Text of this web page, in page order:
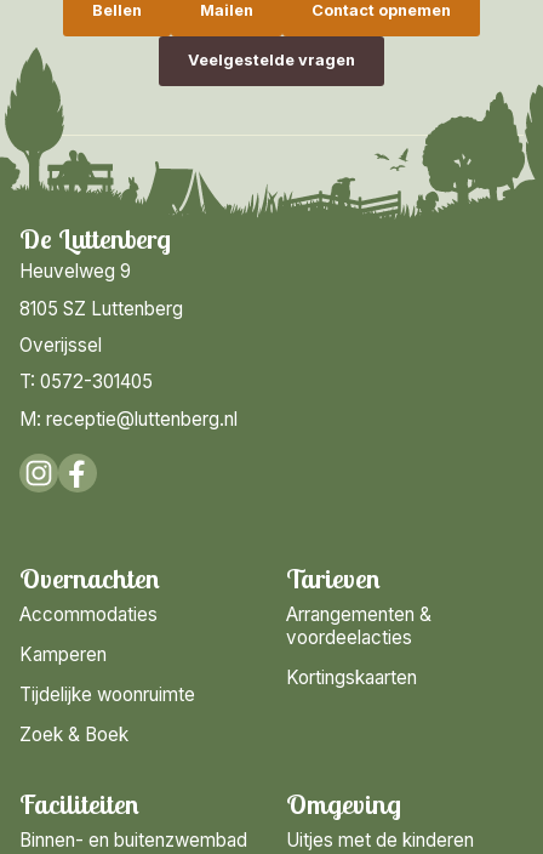
Bellen Mailen Contact opnemen
Veelgestelde vragen
De Luttenberg
Heuvelweg 9
8105 SZ Luttenberg
Overijssel
T: 0572-301405
M: receptie@luttenberg.nl
Overnachten
Accommodaties
Kamperen
Tijdelijke woonruimte
Zoek & Boek
Tarieven
Arrangementen &
voordeelacties
Kortingskaarten
Faciliteiten
Binnen- en buitenzwembad
Omgeving
Uitjes met de kinderen